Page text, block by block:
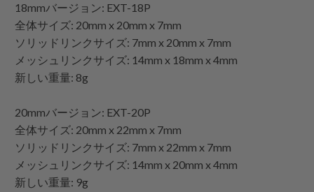
18mmバージョン: EXT-18P
全体サイズ: 20mm x 20mm x 7mm
ソリッドリンクサイズ: 7mm x 20mm x 7mm
メッシュリンクサイズ: 14mm x 18mm x 4mm
新しい重量: 8g
20mmバージョン: EXT-20P
全体サイズ: 20mm x 22mm x 7mm
ソリッドリンクサイズ: 7mm x 22mm x 7mm
メッシュリンクサイズ: 14mm x 20mm x 4mm
新しい重量: 9g